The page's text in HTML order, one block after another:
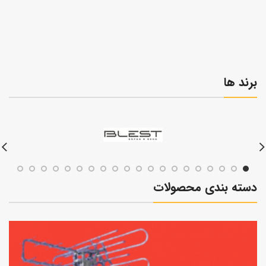
برند ها
دسته بندی محصولات